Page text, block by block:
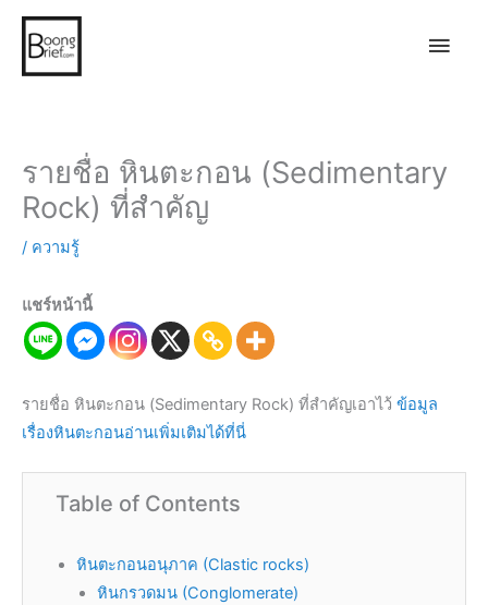
รายชื่อ หินตะกอน (Sedimentary
Rock) ที่สำคัญ
/ ความรู้
แชร์หน้านี้
รายชื่อ หินตะกอน (Sedimentary Rock) ที่สำคัญเอาไว้ ข้อมูล
เรื่องหินตะกอนอ่านเพิ่มเติมได้ที่นี่
Table of Contents
หินตะกอนอนุภาค (Clastic rocks)
หินกรวดมน (Conglomerate)